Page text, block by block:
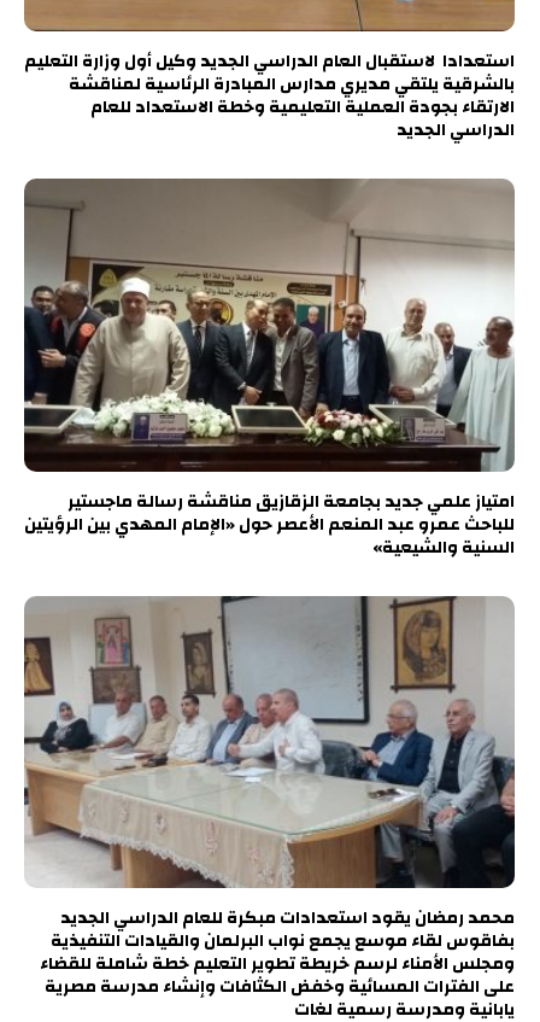
استعدادا لاستقبال العام الدراسي الجديد وكيل أول وزارة التعليم
بالشرقية يلتقي مديري مدارس المبادرة الرئاسية لمناقشة
الارتقاء بجودة العملية التعليمية وخطة الاستعداد للعام
الدراسي الجديد
امتياز علمي جديد بجامعة الزقازيق مناقشة رسالة ماجستير
للباحث عمرو عبد المنعم الأعصر حول «الإمام المهدي بين الرؤيتين
السنية والشيعية»
محمد رمضان يقود استعدادات مبكرة للعام الدراسي الجديد
بفاقوس لقاء موسع يجمع نواب البرلمان والقيادات التنفيذية
ومجلس الأمناء لرسم خريطة تطوير التعليم خطة شاملة للقضاء
على الفترات المسائية وخفض الكثافات وإنشاء مدرسة مصرية
يابانية ومدرسة رسمية لغات